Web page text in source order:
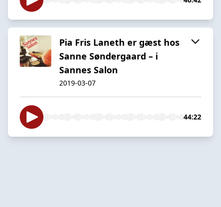
Pia Fris Laneth er gæst hos
Sanne Søndergaard – i
Sannes Salon
2019-03-07
44:22